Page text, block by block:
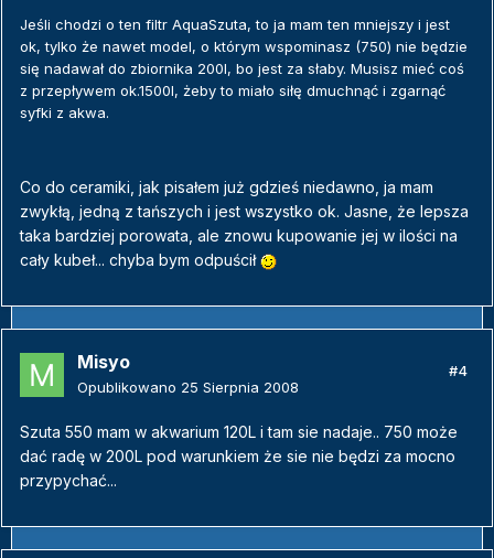
Jeśli chodzi o ten filtr AquaSzuta, to ja mam ten mniejszy i jest
ok, tylko że nawet model, o którym wspominasz (750) nie będzie
się nadawał do zbiornika 200l, bo jest za słaby. Musisz mieć coś
z przepływem ok.1500l, żeby to miało siłę dmuchnąć i zgarnąć
syfki z akwa.
Co do ceramiki, jak pisałem już gdzieś niedawno, ja mam
zwykłą, jedną z tańszych i jest wszystko ok. Jasne, że lepsza
taka bardziej porowata, ale znowu kupowanie jej w ilości na
cały kubeł... chyba bym odpuścił
Misyo
Opublikowano 25 Sierpnia 2008
#4
Szuta 550 mam w akwarium 120L i tam sie nadaje.. 750 może
dać radę w 200L pod warunkiem że sie nie będzi za mocno
przypychać...